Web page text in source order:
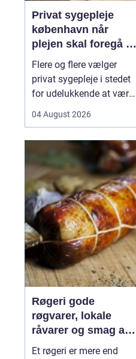
Privat sygepleje
københavn når
plejen skal foregå i
hjemmet
Flere og flere vælger
privat sygepleje i stedet
for udelukkende at være
offentlige system.
hvor hverdagen ofte er
travl, og
hospitalsvæsenet er
presset, kan privat
sygepleje i hjemmet give
en mærkbar forskel i
bå...
04 August 2026
Røgeri gode
røgvarer, lokale
råvarer og smag af
havet
Et røgeri er mere end